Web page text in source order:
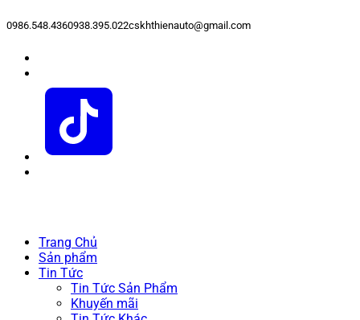
0986.548.4360938.395.022cskhthienauto@gmail.com
Trang Chủ
Sản phẩm
Tin Tức
Tin Tức Sản Phẩm
Khuyến mãi